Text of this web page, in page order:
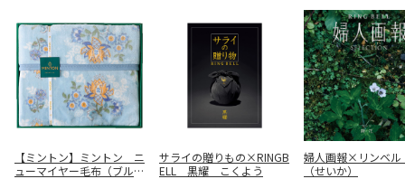
【ミントン】ミントン ニ
ューマイヤー毛布（ブル
サライの贈りもの×RINGB
ELL 黒耀 こくよう
婦人画報×リンベ
（せいか）